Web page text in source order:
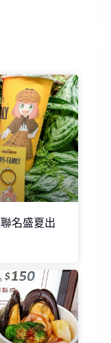
名盛夏出